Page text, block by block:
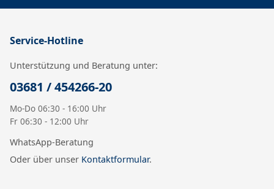
Service-Hotline
Unterstützung und Beratung unter:
03681 / 454266-20
Mo-Do 06:30 - 16:00 Uhr
Fr 06:30 - 12:00 Uhr
WhatsApp-Beratung
Oder über unser Kontaktformular.